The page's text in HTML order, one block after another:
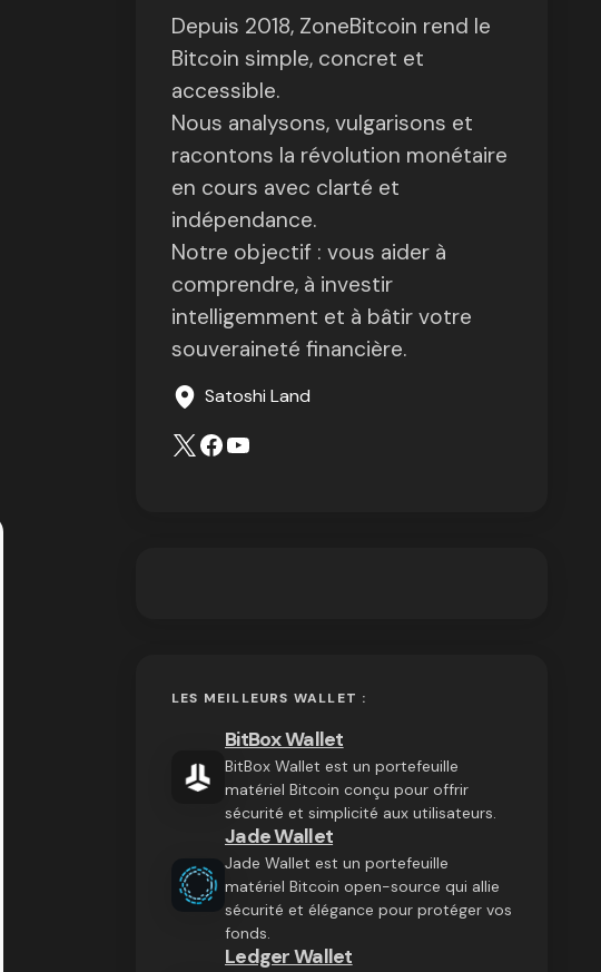
Depuis 2018, ZoneBitcoin rend le
Bitcoin simple, concret et
accessible.
Nous analysons, vulgarisons et
racontons la révolution monétaire
en cours avec clarté et
indépendance.
Notre objectif : vous aider à
comprendre, à investir
intelligemment et à bâtir votre
souveraineté financière.
Satoshi Land
LES MEILLEURS WALLET :
BitBox Wallet
BitBox Wallet est un portefeuille
matériel Bitcoin conçu pour offrir
sécurité et simplicité aux utilisateurs.
Jade Wallet
Jade Wallet est un portefeuille
matériel Bitcoin open-source qui allie
sécurité et élégance pour protéger vos
fonds.
Ledger Wallet